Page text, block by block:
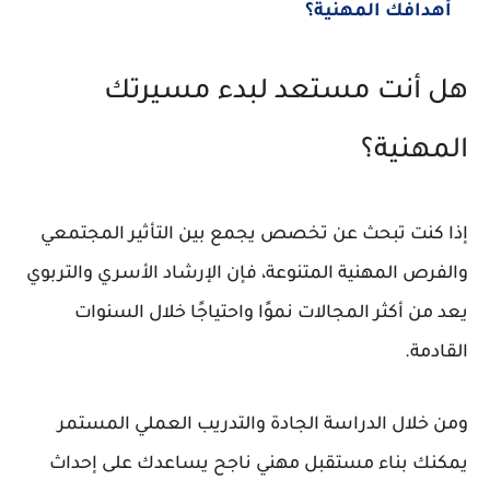
أهدافك المهنية؟
هل أنت مستعد لبدء مسيرتك
المهنية؟
إذا كنت تبحث عن تخصص يجمع بين التأثير المجتمعي
والفرص المهنية المتنوعة، فإن الإرشاد الأسري والتربوي
يعد من أكثر المجالات نموًا واحتياجًا خلال السنوات
القادمة.
ومن خلال الدراسة الجادة والتدريب العملي المستمر
يمكنك بناء مستقبل مهني ناجح يساعدك على إحداث